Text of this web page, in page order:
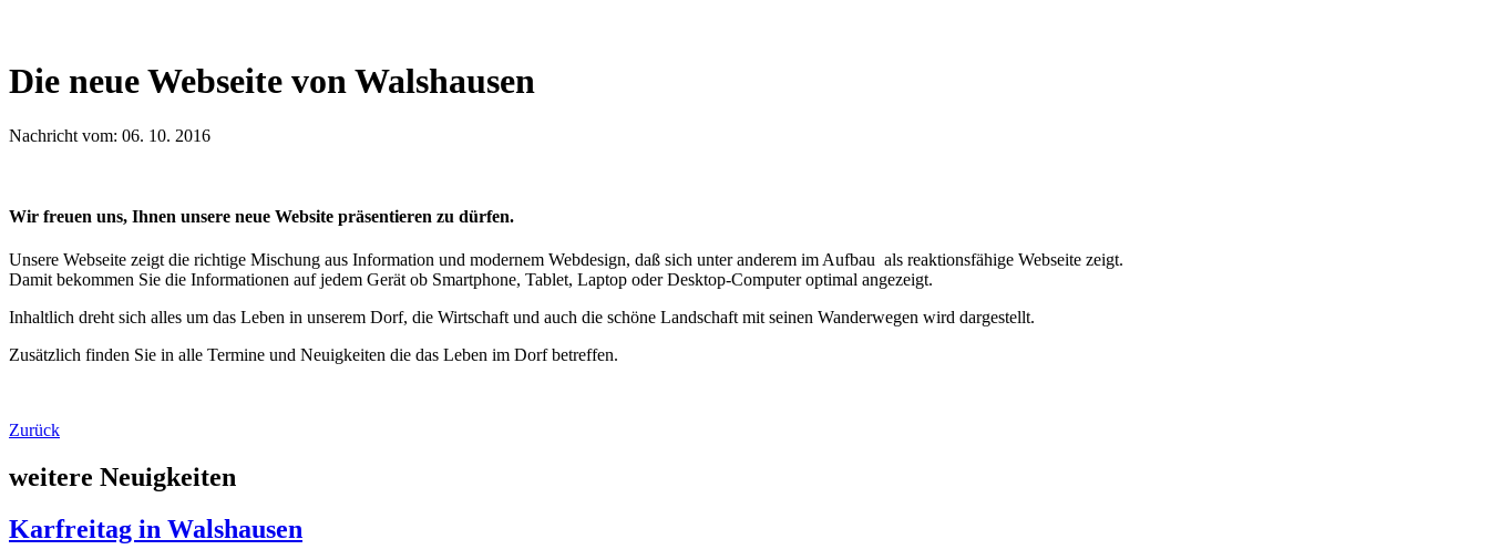
Die neue Webseite von Walshausen
Nachricht vom: 06. 10. 2016
Wir freuen uns, Ihnen unsere neue Website präsentieren zu dürfen.
Unsere Webseite zeigt die richtige Mischung aus Information und modernem Webdesign, daß sich unter anderem im Aufbau als reaktionsfähige Webseite zeigt.
Damit bekommen Sie die Informationen auf jedem Gerät ob Smartphone, Tablet, Laptop oder Desktop-Computer optimal angezeigt.
Inhaltlich dreht sich alles um das Leben in unserem Dorf, die Wirtschaft und auch die schöne Landschaft mit seinen Wanderwegen wird dargestellt.
Zusätzlich finden Sie in alle Termine und Neuigkeiten die das Leben im Dorf betreffen.
Zurück
weitere Neuigkeiten
Karfreitag in Walshausen